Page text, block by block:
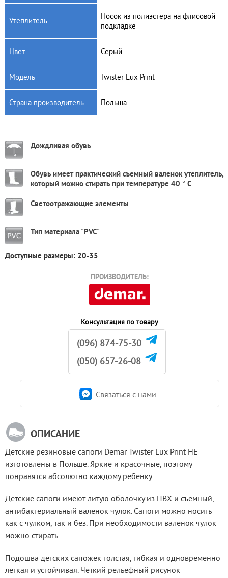
Утеплитель
Носок из полиэстера на флисовой
подкладке
Цвет Серый
Модель Twister Lux Print
Страна производитель Польша
Дождливая обувь
Обувь имеет практический съемный валенок утеплитель,
который можно стирать при температуре 40 ° С
Светоотражающие элементы
Тип материала "PVC"
Доступные размеры: 20-35
ПРОИЗВОДИТЕЛЬ:
Консультация по товару
(096) 874-75-30
(050) 657-26-08
Связаться c нами
ОПИСАНИЕ
Детские резиновые сапоги Demar Twister Lux Print HE
изготовлены в Польше. Яркие и красочные, поэтому
понравятся абсолютно каждому ребенку.
Детские сапоги имеют литую оболочку из ПВХ и съемный,
антибактериальный валенок чулок. Сапоги можно носить
как с чулком, так и без. При необходимости валенок чулок
можно стирать.
Подошва детских сапожек толстая, гибкая и одновременно
легкая и устойчивая. Четкий рельефный рисунок